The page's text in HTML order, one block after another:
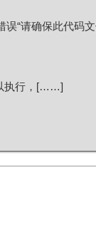
“请确保此代码
执行，[……]